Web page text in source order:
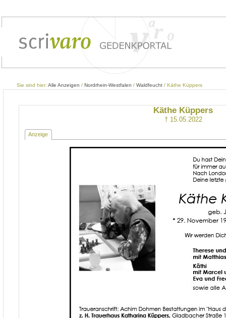
Sie sind hier: Alle Anzeigen / Nordrhein-Westfalen / Waldfeucht / Käthe Küppers
Käthe Küppers
† 15.05.2022
Anzeige